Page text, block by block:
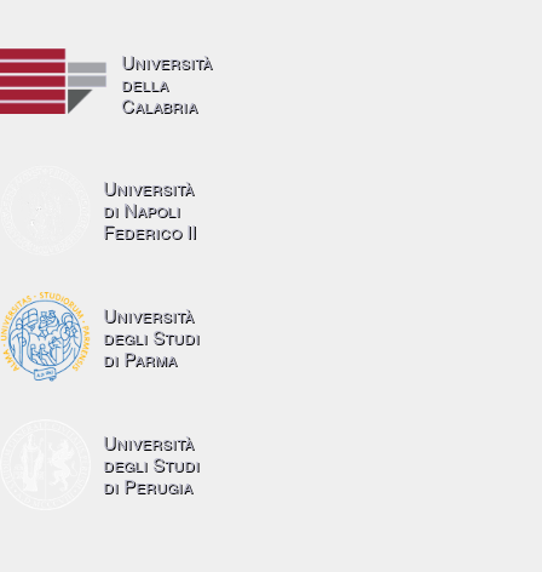
Università
della
Calabria
Università
di Napoli
Federico II
Università
degli Studi
di Parma
Università
degli Studi
di Perugia